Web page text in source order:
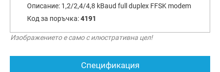
Описание: 1,2/2,4/4,8 kBaud full duplex FFSK modem
Код за поръчка:4191
Изображението е само с илюстративна цел!
Спецификация